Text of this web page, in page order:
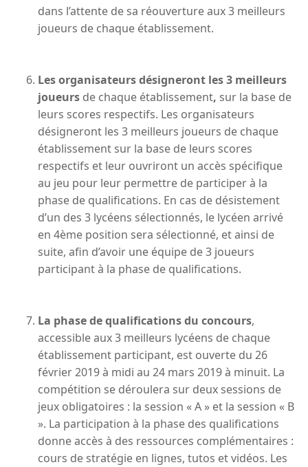
dans l’attente de sa réouverture aux 3 meilleurs
joueurs de chaque établissement.
Les organisateurs désigneront les3 meilleurs
joueurs de chaque établissement, sur la base de
leurs scores respectifs. Les organisateurs
désigneront les 3 meilleurs joueurs de chaque
établissement sur la base de leurs scores
respectifs et leur ouvriront un accès spécifique
au jeu pour leur permettre de participer à la
phase de qualifications. En cas de désistement
d’un des 3 lycéens sélectionnés, le lycéen arrivé
en 4ème position sera sélectionné, et ainsi de
suite, afin d’avoir une équipe de 3 joueurs
participant à la phase de qualifications.
La phase de qualifications du concours,
accessible aux 3 meilleurs lycéens de chaque
établissement participant, est ouverte du 26
février 2019 à midi au 24 mars 2019 à minuit. La
compétition se déroulera sur deux sessions de
jeux obligatoires : la session « A » et la session « B
». La participation à la phase des qualifications
donne accès à des ressources complémentaires :
cours de stratégie en lignes, tutos et vidéos. Les